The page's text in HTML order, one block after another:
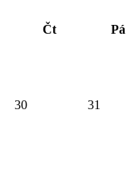
Čt
Pá
30 31